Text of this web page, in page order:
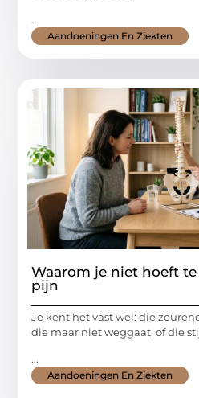
...
Aandoeningen En Ziekten
Waarom je niet hoeft
pijn
Je kent het vast wel: die
die maar niet weggaat, of die
...
Aandoeningen En Ziekten